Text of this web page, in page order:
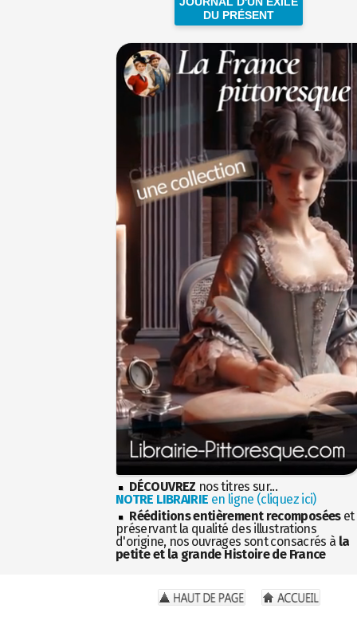
DU PRÉSENT
DÉCOUVREZ nos titres sur...
NOTRE LIBRAIRIE en ligne (cliquez ici)
Rééditions entièrement recomposéeset
préservant la qualité des illustrations
d'origine, nos ouvrages sont consacrés à la
petite et la grande Histoire de France